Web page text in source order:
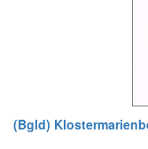
(Bgld)